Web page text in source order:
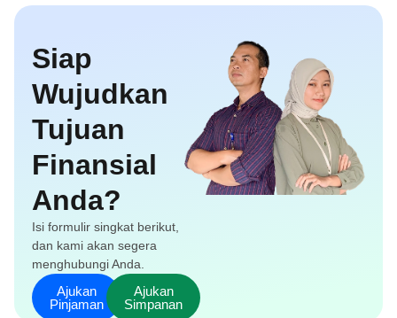
Siap
Wujudkan
Tujuan
Finansial
Anda?
Isi formulir singkat berikut,
dan kami akan segera
menghubungi Anda.
Ajukan
Pinjaman
Ajukan
Simpanan